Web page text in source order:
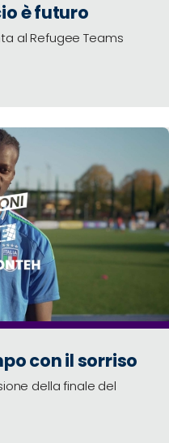
è futuro
al Refugee Teams
con il sorriso
della finale del